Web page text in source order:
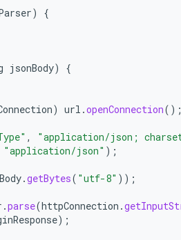
)
{
jsonBody)
{
) url .openConnection();
, "application/json;
"application/json" );
.getBytes( "utf-8" ));
.parse(httpConnection .
);